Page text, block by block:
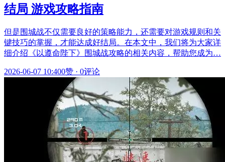
结局 游戏攻略指南
但是围城战不仅需要良好的策略能力，还需要对游戏规则和关
键技巧的掌握，才能达成好结局。在本文中，我们将为大家详
细介绍《以遵命陛下》围城战攻略的相关内容，帮助您成为…
2026-06-07 10:400赞 · 0评论